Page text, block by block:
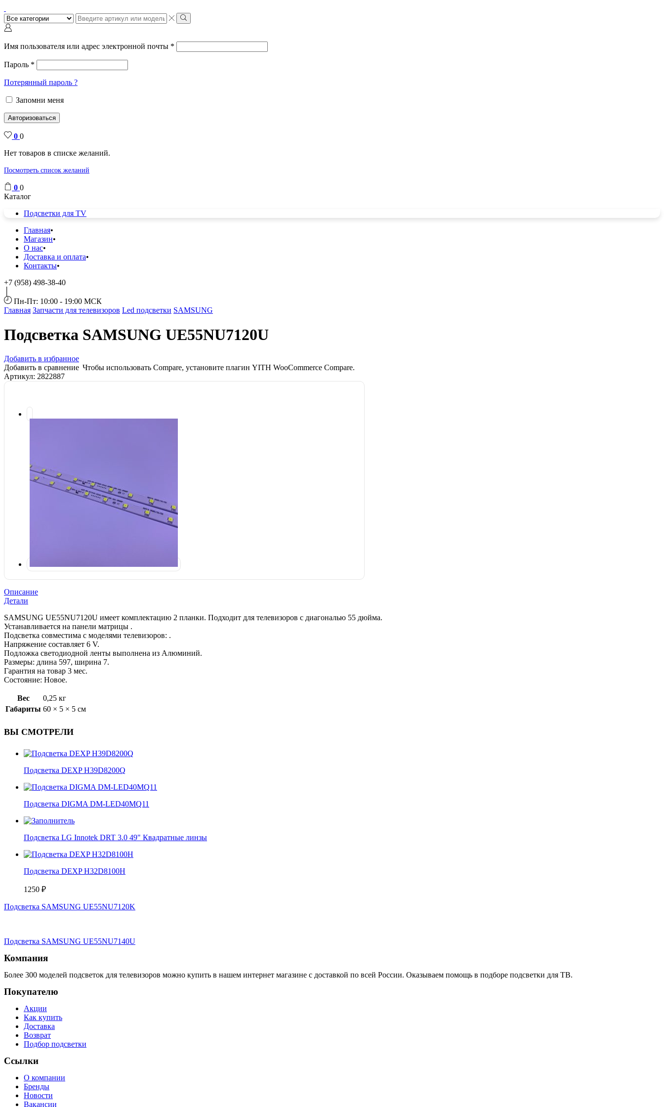
Поиск
ввода
Поиск
Имя пользователя или адрес электронной почты *
Пароль *
Потерянный пароль ?
Запомни меня
Авторизоваться
0 0
Нет товаров в списке желаний.
Посмотреть список желаний
0 0
Каталог
Подсветки для TV
Главная
Магазин
О нас
Доставка и оплата
Контакты
+7 (958) 498-38-40
Пн-Пт: 10:00 - 19:00 МСК
Главная Запчасти для телевизоров Led подсветки SAMSUNG
Подсветка SAMSUNG UE55NU7120U
Добавить в избранное
Добавить в сравнение Чтобы использовать Compare, установите плагин YITH WooCommerce Compare.
Артикул: 2822887
Описание
Детали
SAMSUNG UE55NU7120U имеет комплектацию 2 планки. Подходит для телевизоров с диагональю 55 дюйма.
Устанавливается на панели матрицы .
Подсветка совместима с моделями телевизоров: .
Напряжение составляет 6 V.
Подложка светодиодной ленты выполнена из Алюминий.
Размеры: длина 597, ширина 7.
Гарантия на товар 3 мес.
Состояние: Новое.
Вес
0,25 кг
Габариты 60 × 5 × 5 см
ВЫ СМОТРЕЛИ
Подсветка DEXP H39D8200Q
Подсветка DIGMA DM-LED40MQ11
Подсветка LG Innotek DRT 3.0 49" Квадратные линзы
Подсветка DEXP H32D8100H
1250 ₽
Подсветка SAMSUNG UE55NU7120K
Подсветка SAMSUNG UE55NU7140U
Компания
Более 300 моделей подсветок для телевизоров можно купить в нашем интернет магазине с доставкой по всей России. Оказываем помощь в подборе подсветки для ТВ.
Покупателю
Акции
Как купить
Доставка
Возврат
Подбор подсветки
Ссылки
О компании
Бренды
Новости
Вакансии